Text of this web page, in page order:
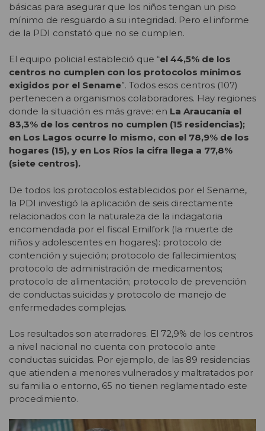
básicas para asegurar que los niños tengan un piso
mínimo de resguardo a su integridad. Pero el informe
de la PDI constató que no se cumplen.
El equipo policial estableció que “el 44,5% de los
centros no cumplen con los protocolos mínimos
exigidos por el Sename”. Todos esos centros (107)
pertenecen a organismos colaboradores. Hay regiones
donde la situación es más grave: en La Araucanía el
83,3% de los centros no cumplen (15 residencias);
en Los Lagos ocurre lo mismo, con el 78,9% de los
hogares (15), y en Los Ríos la cifra llega a 77,8%
(siete centros).
De todos los protocolos establecidos por el Sename,
la PDI investigó la aplicación de seis directamente
relacionados con la naturaleza de la indagatoria
encomendada por el fiscal Emilfork (la muerte de
niños y adolescentes en hogares): protocolo de
contención y sujeción; protocolo de fallecimientos;
protocolo de administración de medicamentos;
protocolo de alimentación; protocolo de prevención
de conductas suicidas y protocolo de manejo de
enfermedades complejas.
Los resultados son aterradores. El 72,9% de los centros
a nivel nacional no cuenta con protocolo ante
conductas suicidas. Por ejemplo, de las 89 residencias
que atienden a menores vulnerados y maltratados por
su familia o entorno, 65 no tienen reglamentado este
procedimiento.